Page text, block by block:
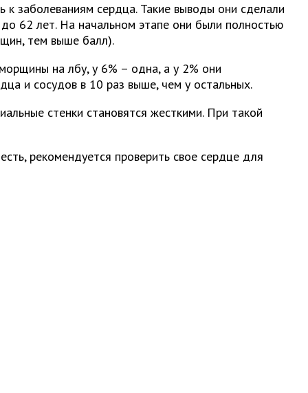
заболеваниям сердца. Такие выводы они сделали
62 лет. На начальном этапе они были полностью
тем выше балл).
на лбу, у 6% – одна, а у 2% они
и сосудов в 10 раз выше, чем у остальных.
стенки становятся жесткими. При такой
рекомендуется проверить свое сердце для